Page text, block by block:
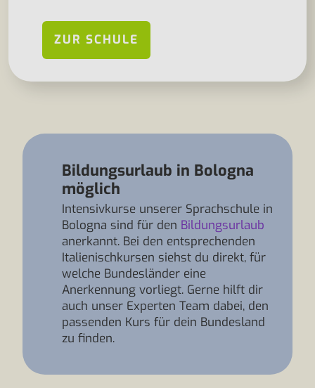
ZUR SCHULE
Bildungsurlaub in Bologna
möglich
Intensivkurse unserer Sprachschule in
Bologna sind für den Bildungsurlaub
anerkannt. Bei den entsprechenden
Italienischkursen siehst du direkt, für
welche Bundesländer eine
Anerkennung vorliegt. Gerne hilft dir
auch unser Experten Team dabei, den
passenden Kurs für dein Bundesland
zu finden.